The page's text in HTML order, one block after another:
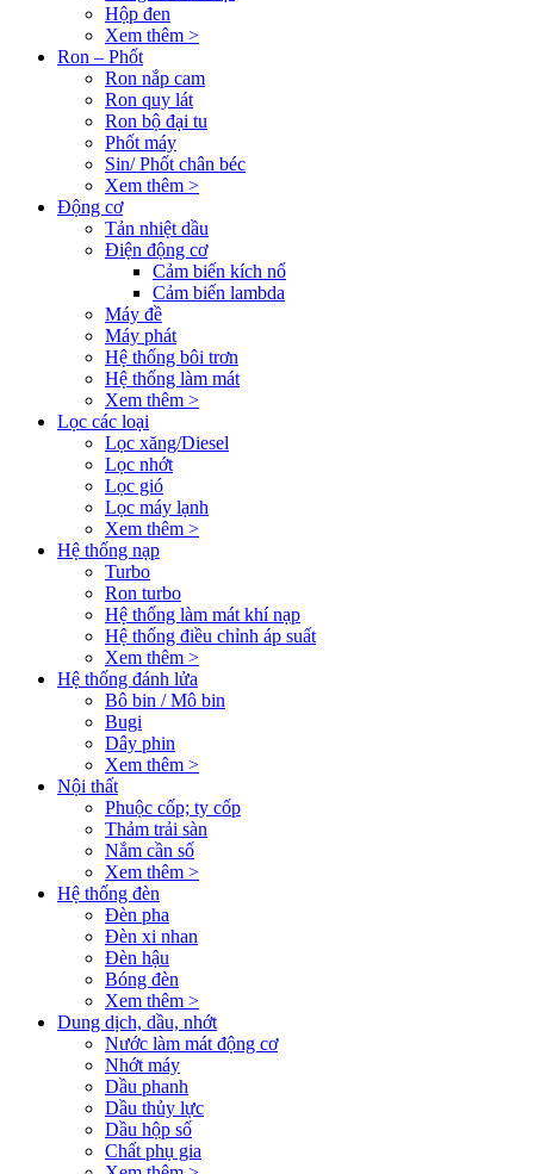
Hộp đen
Xem thêm >
Ron – Phốt
Ron nắp cam
Ron quy lát
Ron bộ đại tu
Phốt máy
Sin/ Phốt chân béc
Xem thêm >
Động cơ
Tản nhiệt dầu
Điện động cơ
Cảm biến kích nổ
Cảm biến lambda
Máy đề
Máy phát
Hệ thống bôi trơn
Hệ thống làm mát
Xem thêm >
Lọc các loại
Lọc xăng/Diesel
Lọc nhớt
Lọc gió
Lọc máy lạnh
Xem thêm >
Hệ thống nạp
Turbo
Ron turbo
Hệ thống làm mát khí nạp
Hệ thống điều chỉnh áp suất
Xem thêm >
Hệ thống đánh lửa
Bô bin / Mô bin
Bugi
Dây phin
Xem thêm >
Nội thất
Phuộc cốp; ty cốp
Thảm trải sàn
Nắm cần số
Xem thêm >
Hệ thống đèn
Đèn pha
Đèn xi nhan
Đèn hậu
Bóng đèn
Xem thêm >
Dung dịch, dầu, nhớt
Nước làm mát động cơ
Nhớt máy
Dầu phanh
Dầu thủy lực
Dầu hộp số
Chất phụ gia